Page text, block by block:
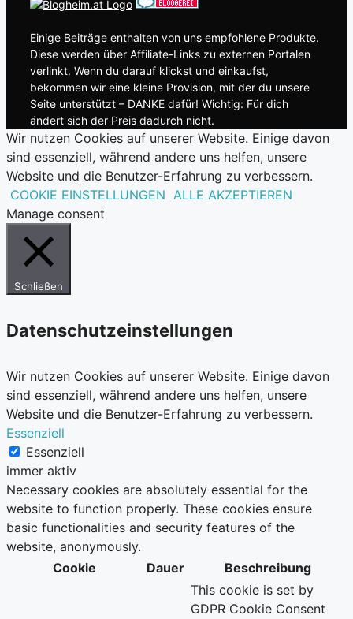
Einige Beiträge enthalten von uns empfohlene Produkte.
Diese werden über Affiliate-Links zu externen Portalen
verlinkt. Wenn du darauf klickst und einkaufst,
bekommen wir eine kleine Provision, mit der du unsere
Seite unterstützt – DANKE dafür! Wichtig: Für dich
ändert sich der Preis dadurch nicht.
Wir nutzen Cookies auf unserer Website. Einige davon
sind essenziell, während andere uns helfen, unsere
Website und die Benutzer-Erfahrung zu verbessern.
COOKIE EINSTELLUNGEN ALLE AKZEPTIEREN
Manage consent
Schließen
Datenschutzeinstellungen
Wir nutzen Cookies auf unserer Website. Einige davon
sind essenziell, während andere uns helfen, unsere
Website und die Benutzer-Erfahrung zu verbessern.
Essenziell
Essenziell
immer aktiv
Necessary cookies are absolutely essential for the
website to function properly. These cookies ensure
basic functionalities and security features of the
website, anonymously.
Cookie
Dauer Beschreibung
This cookie is set by
GDPR Cookie Consent